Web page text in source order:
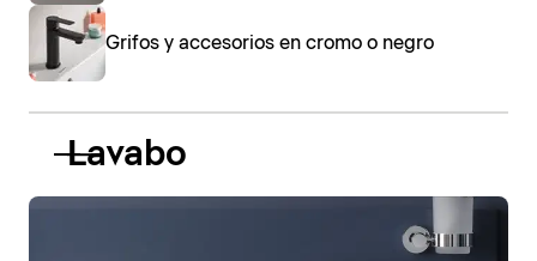
Grifos y accesorios en cromo o negro
Lavabo